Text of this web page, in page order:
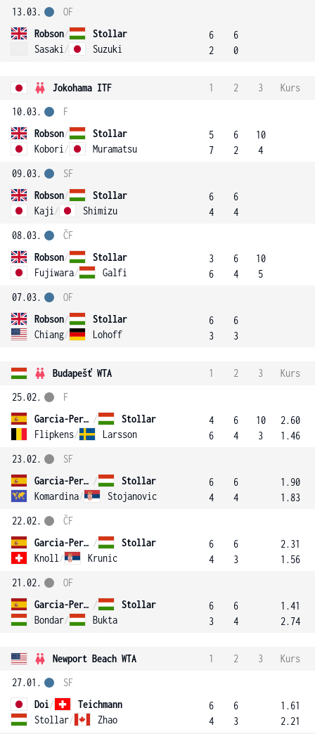
13.03.
Robson/
Stollar
Sasaki / Suzuki
OF
6
2
6
0
Jokohama ITF 1 2 3
Kurs
10.03.
Robson/
Stollar
Kobori / Muramatsu
F
5
7
6
2
10
4
09.03.
Robson/
Stollar
Kaji / Shimizu
SF
6
4
6
4
08.03.
Robson/
Stollar
Fujiwara/ Galfi
ČF
3
6
6
4
10
5
07.03.
Robson/
Stollar
Chiang/ Lohoff
OF
6
3
6
3
Budapešť WTA 1 2 3
Kurs
25.02.
Garcia-Perez /
Stollar
Flipkens/ Larsson
F
4
6
6
4
10
3
2.60
1.46
23.02.
Garcia-Perez /
Stollar
Komardina/ Stojanovic
SF
6
4
6
4
1.90
1.83
22.02.
Garcia-Perez /
Stollar
Knoll / Krunic
ČF
6
4
6
3
2.31
1.56
21.02.
Garcia-Perez /
Stollar
Bondar/ Bukta
OF
6
3
6
4
1.41
2.74
Newport Beach WTA 1 2 3
Kurs
27.01.
Doi/
Teichmann
Stollar/ Zhao
SF
6
4
6
3
1.61
2.21